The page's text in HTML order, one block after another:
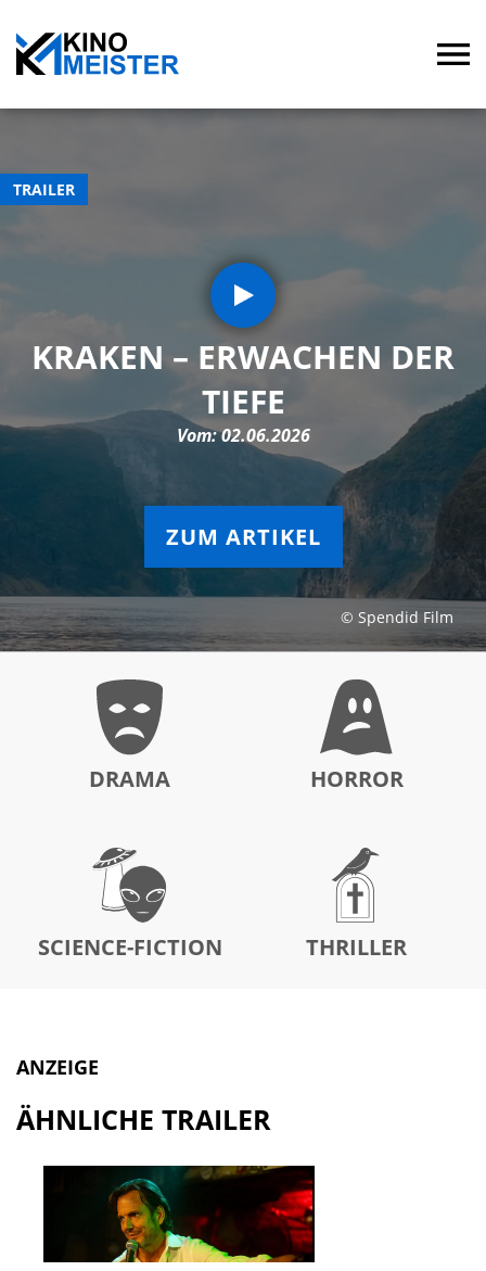
TRAILER
© Spendid Film
KRAKEN – ERWACHEN DER
TIEFE
Vom: 02.06.2026
ZUM ARTIKEL
DRAMA HORROR
SCIENCE-FICTION THRILLER
ANZEIGE
ÄHNLICHE TRAILER